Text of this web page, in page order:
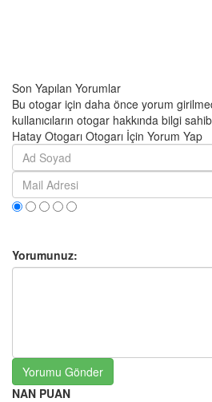
Son Yapılan Yorumlar
Bu otogar için daha önce yorum
kullanıcıların otogar hakkında bilgi
Hatay Otogarı Otogarı İçin Yorum Yap
Yorumunuz:
Yorumu Gönder
NAN PUAN